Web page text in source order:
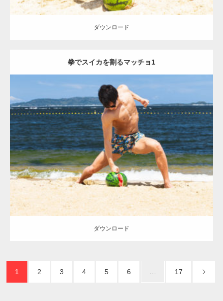
ダウンロード
拳でスイカを割るマッチョ1
Update: 2021.07.8
Category:海のマッチョ オレンジの人 AKIHITO(細マッチョ) 脚 肩
ダウンロード
ダウンロード
1 2 3 4 5 6 17
ギネス世界記録…
【TV】TBS番組「ひるおび」にてマッスルプ
ラスが紹介されま…
TOKYO FMラジオ番組「ONE MORNING」
で紹介さ…